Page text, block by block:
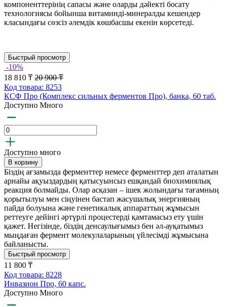
компоненттерінің сапасы және оларды дәйекті босату
технологиясы бойынша витаминді-минералды кешендер
класындағы сөзсіз әлемдік көшбасшы екенін көрсетеді.
Быстрый просмотр
-10%
18 810 ₸ 20 900 ₸
Код товара: 8253
КСФ Про (Комплекс сильных ферментов Про), банка, 60 таб.
Доступно Много
Доступно много
В корзину
Біздің ағзамызда ферменттер немесе ферменттер деп аталатын
арнайы ақуыздардың қатысуынсыз ешқандай биохимиялық
реакция болмайды. Олар асқазан – ішек жолындағы тағамның
қорытылуы мен сіңуінен бастап жасушалық энергияның
пайда болуына және генетикалық аппараттың жұмысын
реттеуге дейінгі әртүрлі процестерді қамтамасыз ету үшін
қажет. Негізінде, біздің денсаулығымыз бен әл-ауқатымыз
мыңдаған фермент молекулаларының үйлесімді жұмысына
байланысты.
Быстрый просмотр
11 800 ₸
Код товара: 8228
Инвазион Про, 60 капс.
Доступно Много